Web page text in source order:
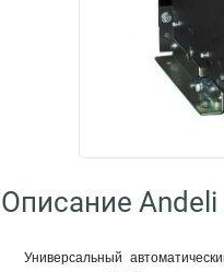
Описание Andeli
Универсальный